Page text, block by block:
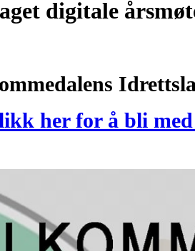
digitale
her for å bli